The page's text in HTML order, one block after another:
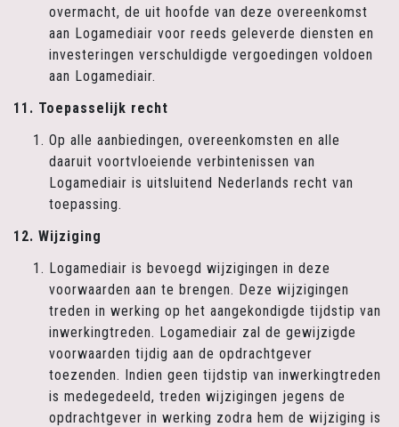
overmacht, de uit hoofde van deze overeenkomst
aan Logamediair voor reeds geleverde diensten en
investeringen verschuldigde vergoedingen voldoen
aan Logamediair.
11. Toepasselijk recht
Op alle aanbiedingen, overeenkomsten en alle
daaruit voortvloeiende verbintenissen van
Logamediair is uitsluitend Nederlands recht van
toepassing.
12. Wijziging
Logamediair is bevoegd wijzigingen in deze
voorwaarden aan te brengen. Deze wijzigingen
treden in werking op het aangekondigde tijdstip van
inwerkingtreden. Logamediair zal de gewijzigde
voorwaarden tijdig aan de opdrachtgever
toezenden. Indien geen tijdstip van inwerkingtreden
is medegedeeld, treden wijzigingen jegens de
opdrachtgever in werking zodra hem de wijziging is